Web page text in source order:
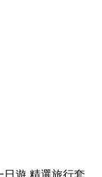
遊,精選旅行套